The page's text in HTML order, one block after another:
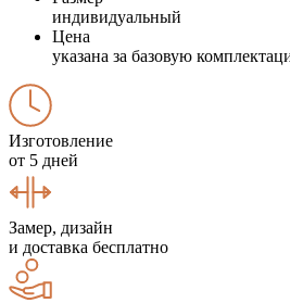
индивидуальный
Цена
указана за базовую
Изготовление
от 5 дней
Замер, дизайн
и доставка бесплатно